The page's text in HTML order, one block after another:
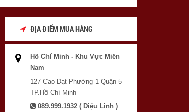
ĐỊA ĐIỂM MUA HÀNG
Hồ Chí Minh - Khu Vực Miền
Nam
127 Cao Đạt Phường 1 Quận 5
TP.Hồ Chí Minh
089.999.1932 ( Diệu Linh )